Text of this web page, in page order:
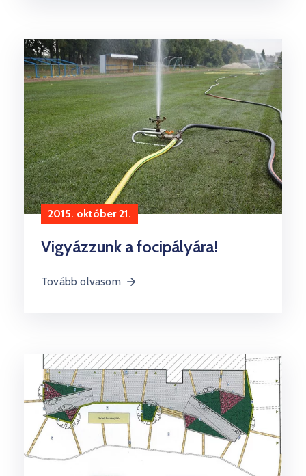
2015. október 21.
Vigyázzunk a focipályára!
Tovább olvasom